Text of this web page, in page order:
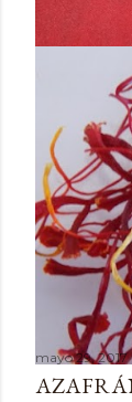
mayo 30, 2017
VALLÈS
Compartir 1
mayo 29, 2017